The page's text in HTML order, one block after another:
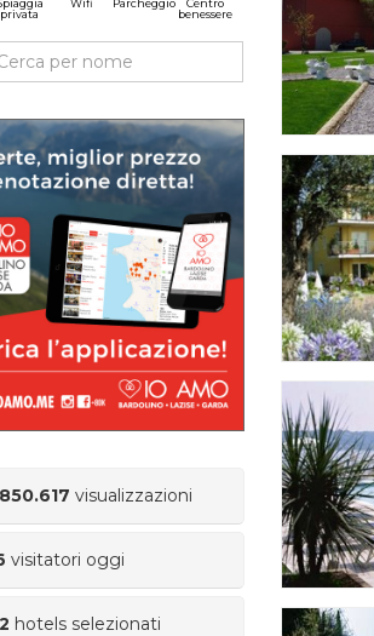
privata
Wifi Parcheggio
Centro
benessere
visualizzazioni
visitatori oggi
hotels selezionati